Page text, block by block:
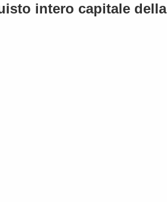
intero capitale della